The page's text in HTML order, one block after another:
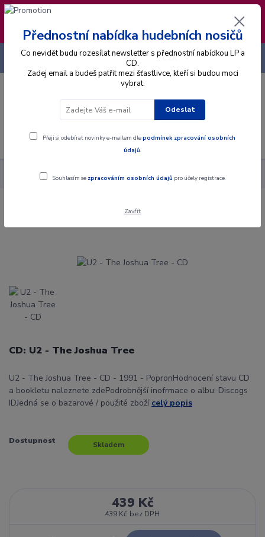
❣️ Od 4.8. do 13.8. čerpám dovolenou. Datum
expedice objednávek se posouvá na pátek
14.8.2026 🐋
Menu
CZK
+420 725 736 293
Alba CD U2 - The Joshua Tree - CD
U2 - The Joshua Tree - CD
CD: U2 - The Joshua Tree
U2 - The Joshua Tree - CD - 1991 - PopronHodnocení stavu CD
a bookletu naleznete zdePodrobnější inofrmace o albu: Discogs
IDJedná se o bazarové / použité zboží celý popis
Dostupnost Skladem
439 Kč
439 Kč bez DPH
Přednostní nabídka hudebních nosičů
Co nevidět budu rozesílat newsletter s přednostní nabídkou LP a
CD.
Zadej email a budeš patřit mezi šťastlivce, kteří si budou moci
vybrat.
Odeslat
Přeji si odebírat novinky e-mailem dlepodmínek zpracování osobních
údajů.
Souhlasím se zpracováním osobních údajů pro účely registrace.
Zavřít